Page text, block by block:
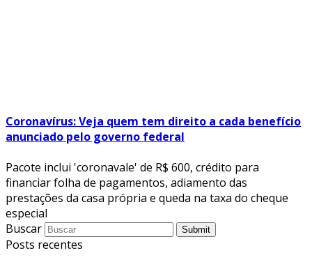
Coronavírus: Veja quem tem direito a cada benefício
anunciado pelo governo federal
Pacote inclui 'coronavale' de R$ 600, crédito para
financiar folha de pagamentos, adiamento das
prestações da casa própria e queda na taxa do cheque
especial
Buscar
Submit
Posts recentes